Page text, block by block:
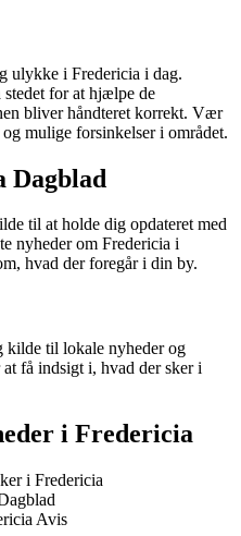
ulykke i Fredericia i dag.
for at hjælpe de
bliver håndteret korrekt. Vær
mulige forsinkelser i området.
Dagblad
til at holde dig opdateret med
nyheder om Fredericia i
hvad der foregår i din by.
kilde til lokale nyheder og
få indsigt i, hvad der sker i
i Fredericia
i Fredericia
Avis